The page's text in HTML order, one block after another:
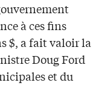
à ces fins
$, a fait valoir la
Doug Ford
et du